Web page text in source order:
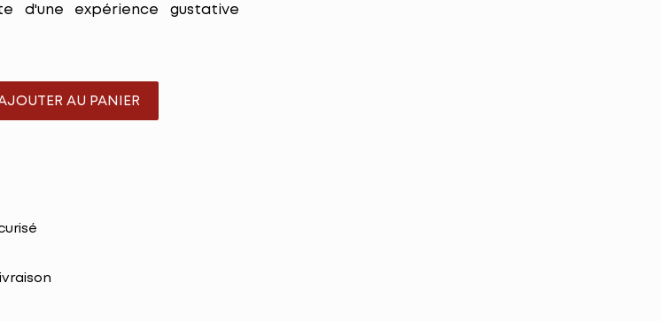
d'une expérience gustative
AU PANIER